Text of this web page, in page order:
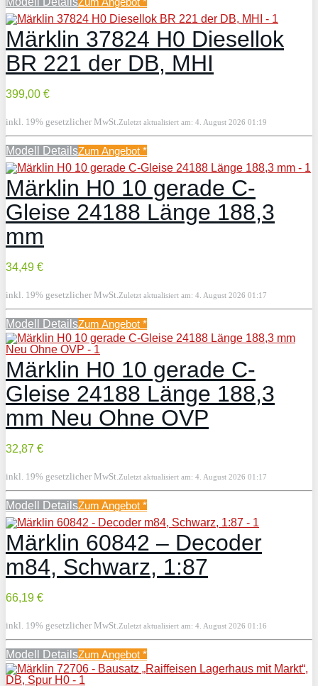
Märklin 37824 H0 Diesellok
BR 221 der DB, MHI
399,00 €
inkl. 19% gesetzlicher MwSt. Zuletzt aktualisiert am: 4. August 2026 01:19
Modell DetailsZum Angebot *
Märklin H0 10 gerade C-
Gleise 24188 Länge 188,3
mm
34,49 €
inkl. 19% gesetzlicher MwSt. Zuletzt aktualisiert am: 4. August 2026 01:17
Modell DetailsZum Angebot *
Märklin H0 10 gerade C-
Gleise 24188 Länge 188,3
mm Neu Ohne OVP
32,87 €
inkl. 19% gesetzlicher MwSt. Zuletzt aktualisiert am: 4. August 2026 01:17
Modell DetailsZum Angebot *
Märklin 60842 – Decoder
m84, Schwarz, 1:87
66,19 €
inkl. 19% gesetzlicher MwSt. Zuletzt aktualisiert am: 4. August 2026 01:16
Modell DetailsZum Angebot *